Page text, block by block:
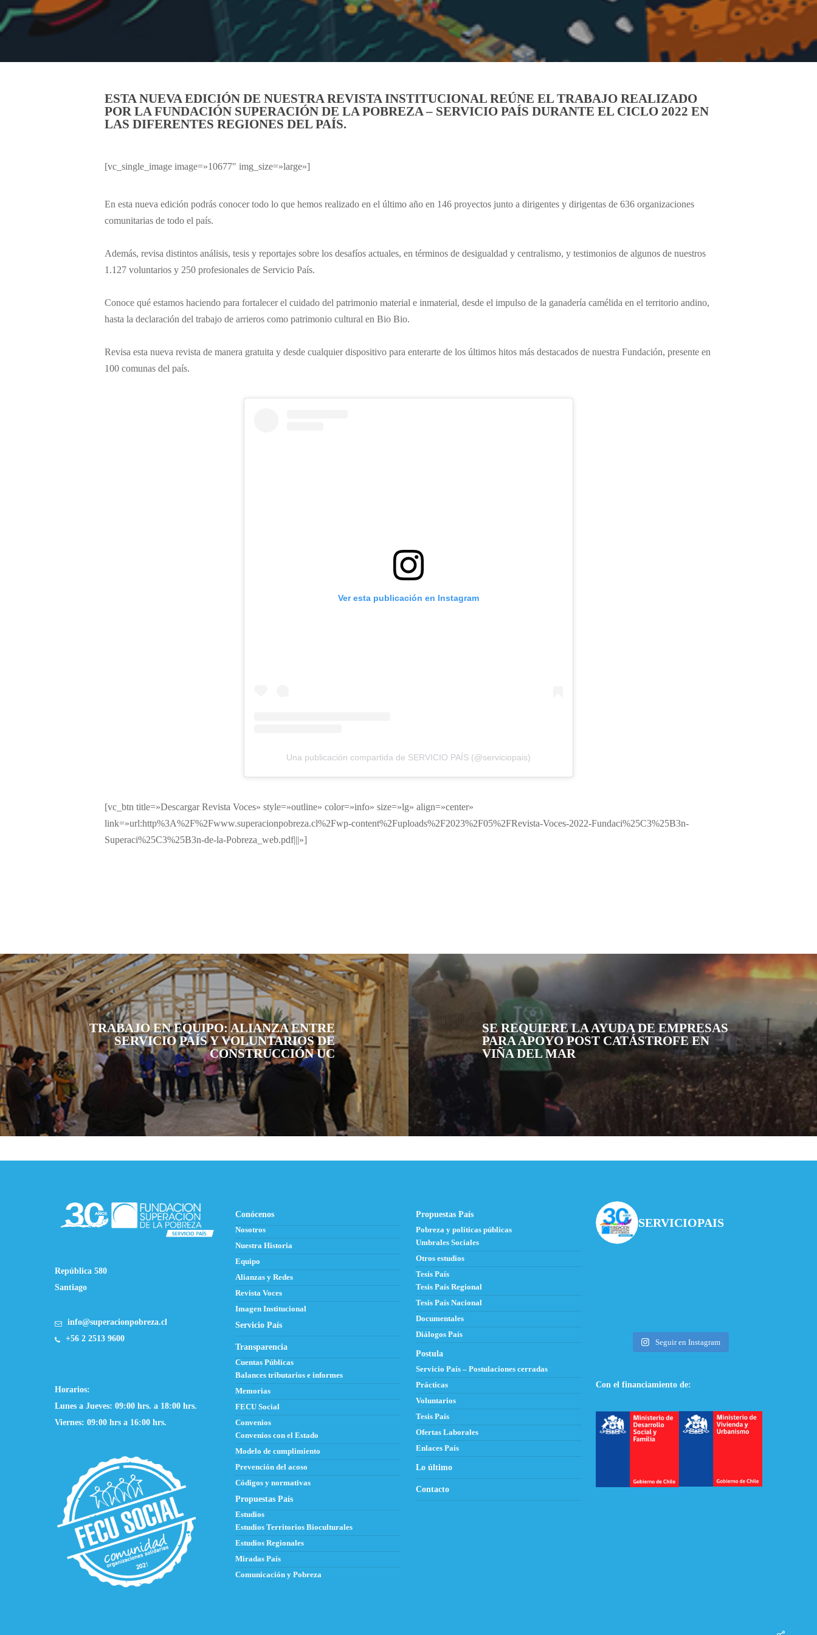
ESTA NUEVA EDICIÓN DE NUESTRA REVISTA INSTITUCIONAL REÚNE EL TRABAJO REALIZADO
POR LA FUNDACIÓN SUPERACIÓN DE LA POBREZA – SERVICIO PAÍS DURANTE EL CICLO 2022 EN
LAS DIFERENTES REGIONES DEL PAÍS.
[vc_single_image image=»10677″ img_size=»large»]
En esta nueva edición podrás conocer todo lo que hemos realizado en el último año en 146 proyectos junto a dirigentes y dirigentas de 636 organizaciones
comunitarias de todo el país.
Además, revisa distintos análisis, tesis y reportajes sobre los desafíos actuales, en términos de desigualdad y centralismo, y testimonios de algunos de nuestros
1.127 voluntarios y 250 profesionales de Servicio País.
Conoce qué estamos haciendo para fortalecer el cuidado del patrimonio material e inmaterial, desde el impulso de la ganadería camélida en el territorio andino,
hasta la declaración del trabajo de arrieros como patrimonio cultural en Bio Bio.
Revisa esta nueva revista de manera gratuita y desde cualquier dispositivo para enterarte de los últimos hitos más destacados de nuestra Fundación, presente en
100 comunas del país.
Ver esta publicación en Instagram
Una publicación compartida de SERVICIO PAÍS (@serviciopais)
[vc_btn title=»Descargar Revista Voces» style=»outline» color=»info» size=»lg» align=»center»
link=»url:http%3A%2F%2Fwww.superacionpobreza.cl%2Fwp-content%2Fuploads%2F2023%2F05%2FRevista-Voces-2022-Fundaci%25C3%25B3n-
Superaci%25C3%25B3n-de-la-Pobreza_web.pdf|||»]
TRABAJO EN EQUIPO: ALIANZA ENTRE
SERVICIO PAÍS Y VOLUNTARIOS DE
CONSTRUCCIÓN UC
SE REQUIERE LA AYUDA DE EMPRESAS
PARA APOYO POST CATÁSTROFE EN
VIÑA DEL MAR
República 580
Santiago
info@superacionpobreza.cl
+56 2 2513 9600
Horarios:
Lunes a Jueves: 09:00 hrs. a 18:00 hrs.
Viernes: 09:00 hrs a 16:00 hrs.
Conócenos
Nosotros
Nuestra Historia
Equipo
Alianzas y Redes
Revista Voces
Imagen Institucional
Servicio País
Transparencia
Cuentas Públicas
Balances tributarios e informes
Memorias
FECU Social
Convenios
Convenios con el Estado
Modelo de cumplimiento
Prevención del acoso
Códigos y normativas
Propuestas País
Estudios
Estudios Territorios Bioculturales
Estudios Regionales
Miradas País
Comunicación y Pobreza
Propuestas País
Pobreza y políticas públicas
Umbrales Sociales
Otros estudios
Tesis País
Tesis País Regional
Tesis País Nacional
Documentales
Diálogos País
Postula
Servicio País – Postulaciones cerradas
Prácticas
Voluntarios
Tesis País
Ofertas Laborales
Enlaces País
Lo último
Contacto
SERVICIOPAIS
Seguir en Instagram
Con el financiamiento de: